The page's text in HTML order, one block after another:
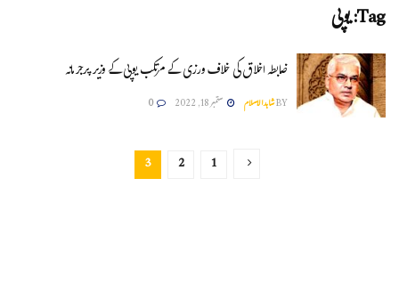
Tag:یوپی
ضابطہ اخلاق کی خلاف ورزی کے مرتکب یوپی کے وزیر پرجرمانہ
BYشاہدالاسلام ستمبر 18, 2022 0
1
2
3